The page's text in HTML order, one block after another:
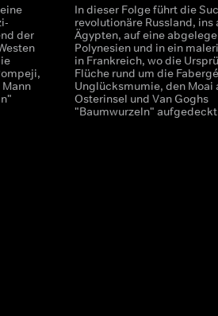
der
In dieser Folge führt die
revolutionäre Russland, ins
Ägypten, auf eine
Polynesien und in ein
in Frankreich, wo die
Flüche rund um die
Unglücksmumie, den Moai
Osterinsel und Van Goghs
"Baumwurzeln"